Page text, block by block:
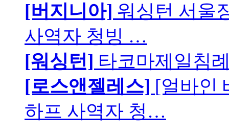
[버지니아] 워싱턴 서울
사역자 청빙 …
[워싱턴] 타코마제일침
[로스앤젤레스] [얼바인
하프 사역자 청…